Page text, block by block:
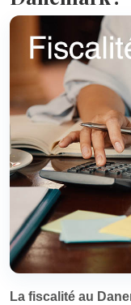
La fiscalité au